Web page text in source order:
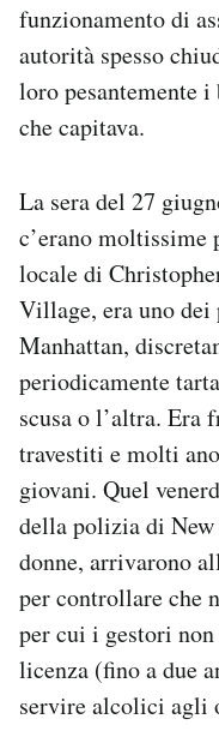
funzionamento di
autorità spesso
loro pesantemente
che capitava.
La sera del 27
c’erano
locale di
Village, era uno
Manhattan,
periodicamente
scusa o l’altra. Era
travestiti e molti
giovani. Quel
della polizia di
donne, arrivarono
per controllare che
per cui i gestori
licenza (fino a due
servire alcolici agli